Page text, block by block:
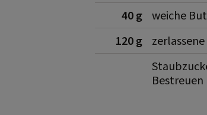
40 g weiche
120 g
Bestreuen